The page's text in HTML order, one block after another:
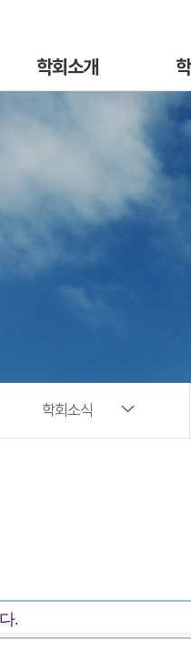
학회소개
학회정관 및 규정
위원회 및 분과회 소개
대기환경 40년사
발
특별
학회소식
.